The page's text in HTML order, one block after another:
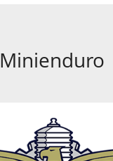
Minienduro